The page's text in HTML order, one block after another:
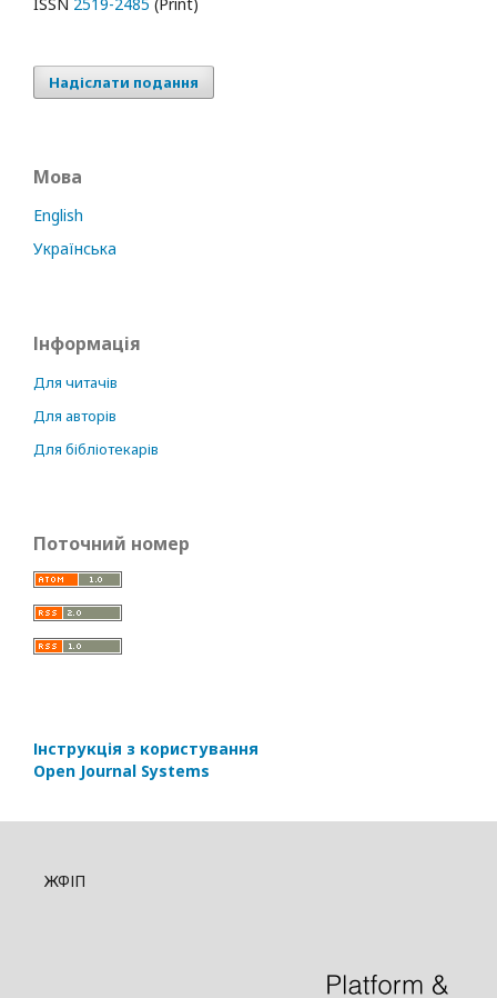
Надіслати подання
Мова
English
Українська
Інформація
Для читачів
Для авторів
Для бібліотекарів
Поточний номер
Інструкція з користування
Open Journal Systems
ЖФІП